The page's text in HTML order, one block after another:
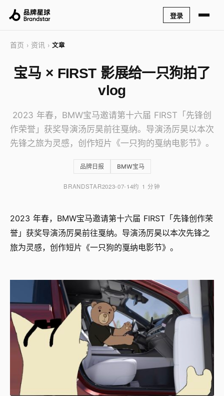
登录
首页 › 资讯 › 文章
宝马 × FIRST 影展给一只狗拍了
vlog
2023 年春，BMW宝马邀请第十六届 FIRST「先锋创
作荣誉」获奖导演汤厉昊前往戛纳。导演汤厉昊以本次
先锋之旅为灵感，创作短片《一只狗的戛纳电影节》。
品牌日报 BMW宝马
BRANDSTAR2023-07-14约 1 分钟
2023 年春，BMW宝马邀请第十六届 FIRST「先锋创作荣
誉」获奖导演汤厉昊前往戛纳。导演汤厉昊以本次先锋之
旅为灵感，创作短片《一只狗的戛纳电影节》。